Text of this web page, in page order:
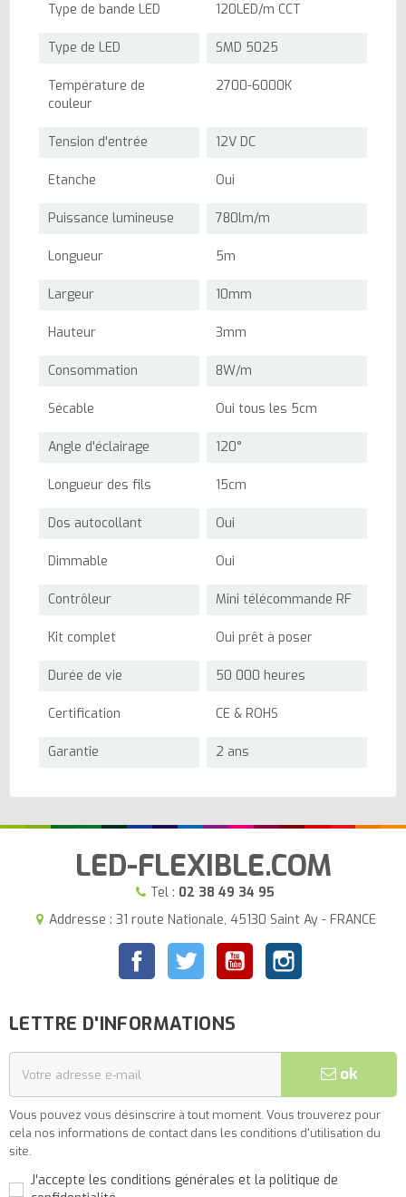
Type de bande LED 120LED/m CCT
Type de LED SMD 5025
Température de
couleur
2700-6000K
Tension d'entrée 12V DC
Etanche Oui
Puissance lumineuse 780lm/m
Longueur 5m
Largeur 10mm
Hauteur 3mm
Consommation 8W/m
Sécable Oui tous les 5cm
Angle d'éclairage 120°
Longueur des fils 15cm
Dos autocollant Oui
Dimmable Oui
Contrôleur Mini télécommande RF
Kit complet Oui prêt à poser
Durée de vie 50 000 heures
Certification CE & ROHS
Garantie 2 ans
LED-FLEXIBLE.COM
Tel : 02 38 49 34 95
Addresse : 31 route Nationale, 45130 Saint Ay - FRANCE
FacebookTwitter YouTubeInstagram
LETTRE D'INFORMATIONS
ok
Vous pouvez vous désinscrire à tout moment. Vous trouverez pour
cela nos informations de contact dans les conditions d'utilisation du
site.
J'accepte les conditions générales et la politique de